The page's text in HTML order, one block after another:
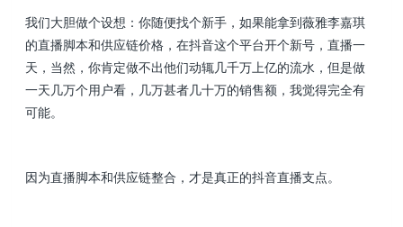
我们大胆做个设想：你随便找个新手，如果能拿到薇雅李嘉琪
的直播脚本和供应链价格，在抖音这个平台开个新号，直播一
天，当然，你肯定做不出他们动辄几千万上亿的流水，但是做
一天几万个用户看，几万甚者几十万的销售额，我觉得完全有
可能。
因为直播脚本和供应链整合，才是真正的抖音直播支点。